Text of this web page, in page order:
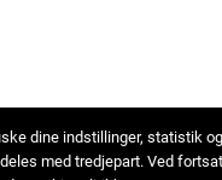
dine indstillinger, statistik
med tredjepart. Ved